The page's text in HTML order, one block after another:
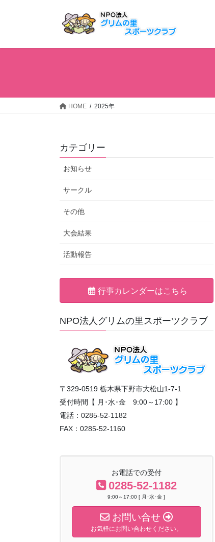
HOME 2025年
カテゴリー
お知らせ
サークル
その他
大会結果
活動報告
行事カレンダーはこちら
NPO法人グリムの里スポーツクラブ
〒329-0519 栃木県下野市大松山1-7-1
受付時間【 月･水･金 9:00～17:00 】
電話：0285-52-1182
FAX：0285-52-1160
お電話での受付
0285-52-1182
9:00～17:00 [ 月･水･金 ]
お問い合せ
お気軽にお問い合わせください。